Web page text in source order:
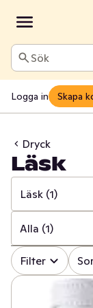
Sök
Logga in Skapa
Dryck
Läsk
Läsk (1)
✓ Alla
✓ (1)
Alkoholfritt vin
Alla (1)
✓ Alla (1)
Läsk stor
Filter